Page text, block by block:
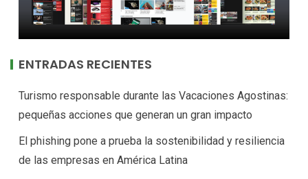
ENTRADAS RECIENTES
Turismo responsable durante las Vacaciones Agostinas:
pequeñas acciones que generan un gran impacto
El phishing pone a prueba la sostenibilidad y resiliencia
de las empresas en América Latina